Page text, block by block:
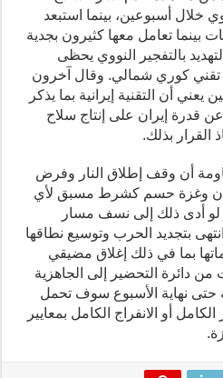
خلال أسبوعين، بينما استبعد
بينما تعامل معها كثيرون بجدية
بالتفجير النووي يحظى
تقني كوري شمالي. وقال آخرون
أن التقنية إيرانية بما يذكر
قدرة إيران على إنتاج سلاح
القرار بذلك.
أن وقف إطلاق النار وفرض
وغزة حسم كشرط مسبق لأي
لو أدى ذلك إلى نسف مسار
بتجديد الحرب وتوسيع نطاقها
بما في ذلك إغلاق مضيقي
دائرة التحضير إلى الجاهزية
حتى نهاية الأسبوع سوف تحمل
أو الانفراج الكامل بمعايير